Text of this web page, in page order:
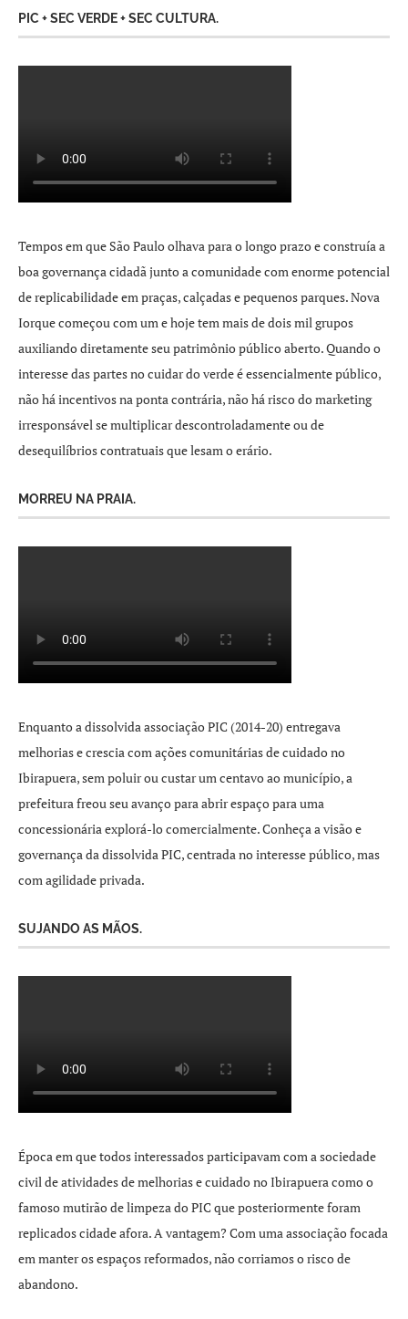
PIC + SEC VERDE + SEC CULTURA.
Tempos em que São Paulo olhava para o longo prazo e construía a
boa governança cidadã junto a comunidade com enorme potencial
de replicabilidade em praças, calçadas e pequenos parques. Nova
Iorque começou com um e hoje tem mais de dois mil grupos
auxiliando diretamente seu patrimônio público aberto. Quando o
interesse das partes no cuidar do verde é essencialmente público,
não há incentivos na ponta contrária, não há risco do marketing
irresponsável se multiplicar descontroladamente ou de
desequilíbrios contratuais que lesam o erário.
MORREU NA PRAIA.
Enquanto a dissolvida associação PIC (2014-20) entregava
melhorias e crescia com ações comunitárias de cuidado no
Ibirapuera, sem poluir ou custar um centavo ao município, a
prefeitura freou seu avanço para abrir espaço para uma
concessionária explorá-lo comercialmente. Conheça a visão e
governança da dissolvida PIC, centrada no interesse público, mas
com agilidade privada.
SUJANDO AS MÃOS.
Época em que todos interessados participavam com a sociedade
civil de atividades de melhorias e cuidado no Ibirapuera como o
famoso mutirão de limpeza do PIC que posteriormente foram
replicados cidade afora. A vantagem? Com uma associação focada
em manter os espaços reformados, não corriamos o risco de
abandono.